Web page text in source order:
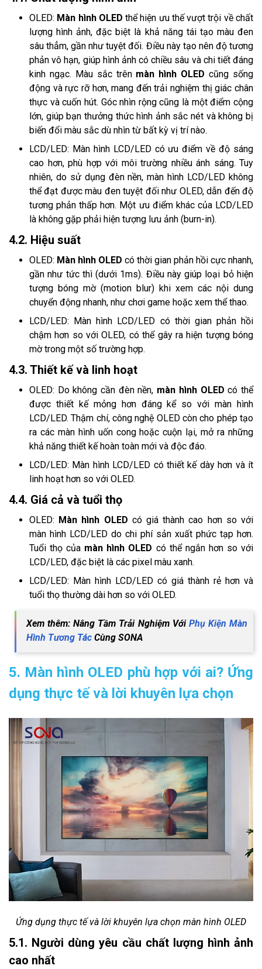
OLED: Màn hình OLED thể hiện ưu thế vượt trội về chất
lượng hình ảnh, đặc biệt là khả năng tái tạo màu đen
sâu thẳm, gần như tuyệt đối. Điều này tạo nên độ tương
phản vô hạn, giúp hình ảnh có chiều sâu và chi tiết đáng
kinh ngạc. Màu sắc trên màn hình OLED cũng sống
động và rực rỡ hơn, mang đến trải nghiệm thị giác chân
thực và cuốn hút. Góc nhìn rộng cũng là một điểm cộng
lớn, giúp bạn thưởng thức hình ảnh sắc nét và không bị
biến đổi màu sắc dù nhìn từ bất kỳ vị trí nào.
LCD/LED: Màn hình LCD/LED có ưu điểm về độ sáng
cao hơn, phù hợp với môi trường nhiều ánh sáng. Tuy
nhiên, do sử dụng đèn nền, màn hình LCD/LED không
thể đạt được màu đen tuyệt đối như OLED, dẫn đến độ
tương phản thấp hơn. Một ưu điểm khác của LCD/LED
là không gặp phải hiện tượng lưu ảnh (burn-in).
4.2. Hiệu suất
OLED: Màn hình OLED có thời gian phản hồi cực nhanh,
gần như tức thì (dưới 1ms). Điều này giúp loại bỏ hiện
tượng bóng mờ (motion blur) khi xem các nội dung
chuyển động nhanh, như chơi game hoặc xem thể thao.
LCD/LED: Màn hình LCD/LED có thời gian phản hồi
chậm hơn so với OLED, có thể gây ra hiện tượng bóng
mờ trong một số trường hợp.
4.3. Thiết kế và linh hoạt
OLED: Do không cần đèn nền, màn hình OLED có thể
được thiết kế mỏng hơn đáng kể so với màn hình
LCD/LED. Thậm chí, công nghệ OLED còn cho phép tạo
ra các màn hình uốn cong hoặc cuộn lại, mở ra những
khả năng thiết kế hoàn toàn mới và độc đáo.
LCD/LED: Màn hình LCD/LED có thiết kế dày hơn và ít
linh hoạt hơn so với OLED.
4.4. Giá cả và tuổi thọ
OLED: Màn hình OLED có giá thành cao hơn so với
màn hình LCD/LED do chi phí sản xuất phức tạp hơn.
Tuổi thọ của màn hình OLED có thể ngắn hơn so với
LCD/LED, đặc biệt là các pixel màu xanh.
LCD/LED: Màn hình LCD/LED có giá thành rẻ hơn và
tuổi thọ thường dài hơn so với OLED.
Xem thêm: Nâng Tầm Trải Nghiệm Với Phụ Kiện Màn
Hình Tương Tác Cùng SONA
5. Màn hình OLED phù hợp với ai? Ứng
dụng thực tế và lời khuyên lựa chọn
Ứng dụng thực tế và lời khuyên lựa chọn màn hình OLED
5.1. Người dùng yêu cầu chất lượng hình ảnh
cao nhất